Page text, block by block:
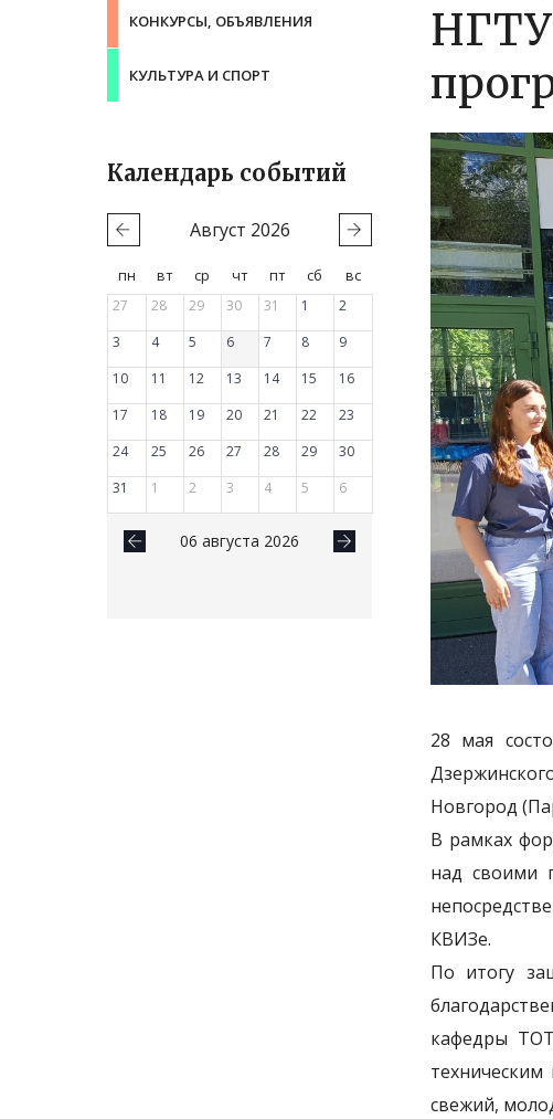
КОНКУРСЫ, ОБЪЯВЛЕНИЯ
КУЛЬТУРА И СПОРТ
Календарь событий
Август 2026
пн вт ср чт пт сб
вс
27
28 29 30 31 1
2
3
4 5 6 7 8
9
10
11 12 13 14 15
16
17
18 19 20 21 22
23
24
25 26 27 28 29
30
31
1 2 3 4 5 6
06 августа 2026
НГТУ
28 мая
Новгород
В рамках
над своими
КВИЗе.
По итогу
кафедры
свежий,